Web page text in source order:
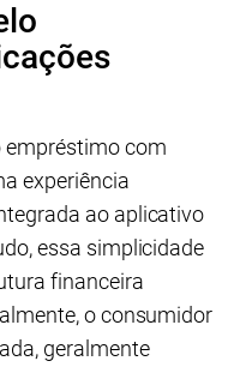
empréstimo com
experiência
ao aplicativo
essa simplicidade
financeira
o consumidor
geralmente